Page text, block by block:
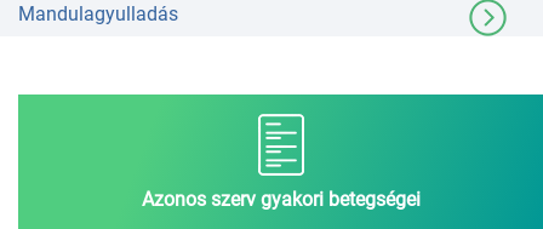
Mandulagyulladás
Azonos szerv gyakori betegségei